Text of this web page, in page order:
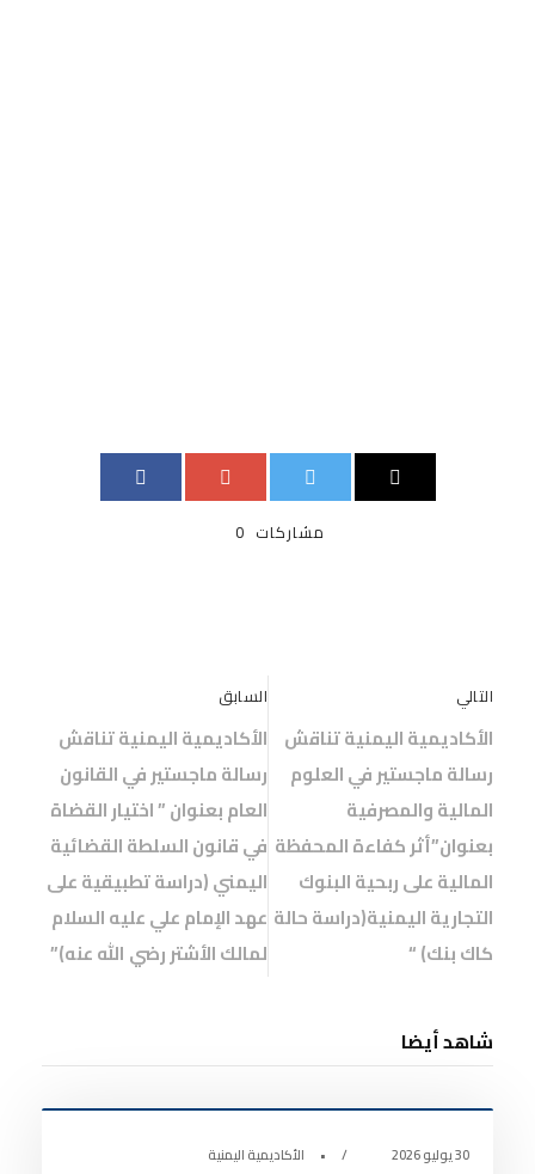
0 مشاركات
السابق
الأكاديمية اليمنية تناقش
رسالة ماجستير في القانون
العام بعنوان ” اختيار القضاة
في قانون السلطة القضائية
اليمني (دراسة تطبيقية على
عهد الإمام علي عليه السلام
لمالك الأشتر رضي الله عنه)”
التالي
الأكاديمية اليمنية تناقش
رسالة ماجستير في العلوم
المالية والمصرفية
بعنوان”أثر كفاءة المحفظة
المالية على ربحية البنوك
التجارية اليمنية(دراسة حالة
كاك بنك) “
شاهد أيضا
أخبار الأكاديمية 0
30 يوليو 2026 • الأكاديمية اليمنية